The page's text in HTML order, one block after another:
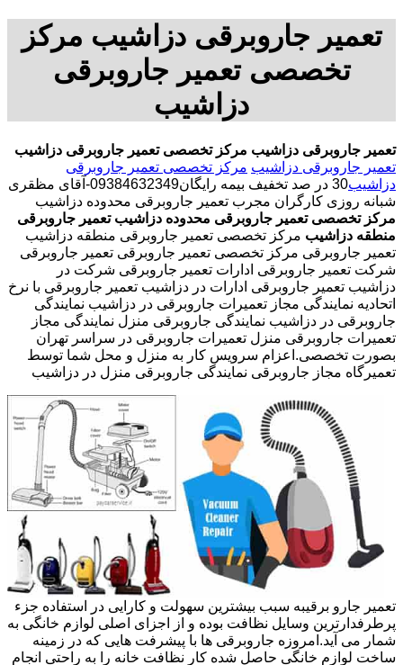
تعمیر جاروبرقی دزاشیب مرکز
تخصصی تعمیر جاروبرقی
دزاشیب
تعمیر جاروبرقی دزاشیب مرکز تخصصی تعمیر جاروبرقی دزاشیب
تعمیر جاروبرقی دزاشیب مرکز تخصصی تعمیر جاروبرقی
دزاشیب
30 در صد تخفیف بیمه رایگان09384632349-آقای مظقری
شبانه روزی کارگران مجرب تعمیر جاروبرقی محدوده دزاشیب
مرکز تخصصی تعمیر جاروبرقی محدوده دزاشیب تعمیر جاروبرقی
منطقه دزاشیب مرکز تخصصی تعمیر جاروبرقی منطقه دزاشیب
تعمیر جاروبرقی مرکز تخصصی تعمیر جاروبرقی تعمیر جاروبرقی
شرکت تعمیر جاروبرقی ادارات تعمیر جاروبرقی شرکت در
دزاشیب تعمیر جاروبرقی ادارات در دزاشیب تعمیر جاروبرقی با نرخ
اتحادیه نمایندگی مجاز تعمیرات جاروبرقی در دزاشیب نمایندگی
جاروبرقی در دزاشیب نمایندگی جاروبرقی منزل نمایندگی مجاز
تعمیرات جاروبرقی منزل تعمیرات جاروبرقی در سراسر تهران
بصورت تخصصی.اعزام سرویس کار به منزل و محل شما توسط
تعمیرگاه مجاز جاروبرقی نمایندگی جاروبرقی منزل در دزاشیب
تعمیر جارو برقیبه سبب بیشترین سهولت و کارایی در استفاده جزء
پرطرفدارترین وسایل نظافت بوده و از اجزای اصلی لوازم خانگی به
شمار می آید.امروزه جاروبرقی ها با پیشرفت هایی که در زمینه
ساخت لوازم خانگی حاصل شده کار نظافت خانه را به راحتی انجام